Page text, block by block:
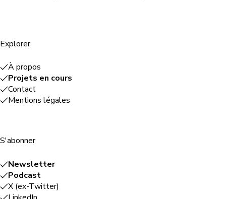
Explorer
À propos
Projets en cours
Contact
Mentions légales
S'abonner
Newsletter
Podcast
X (ex-Twitter)